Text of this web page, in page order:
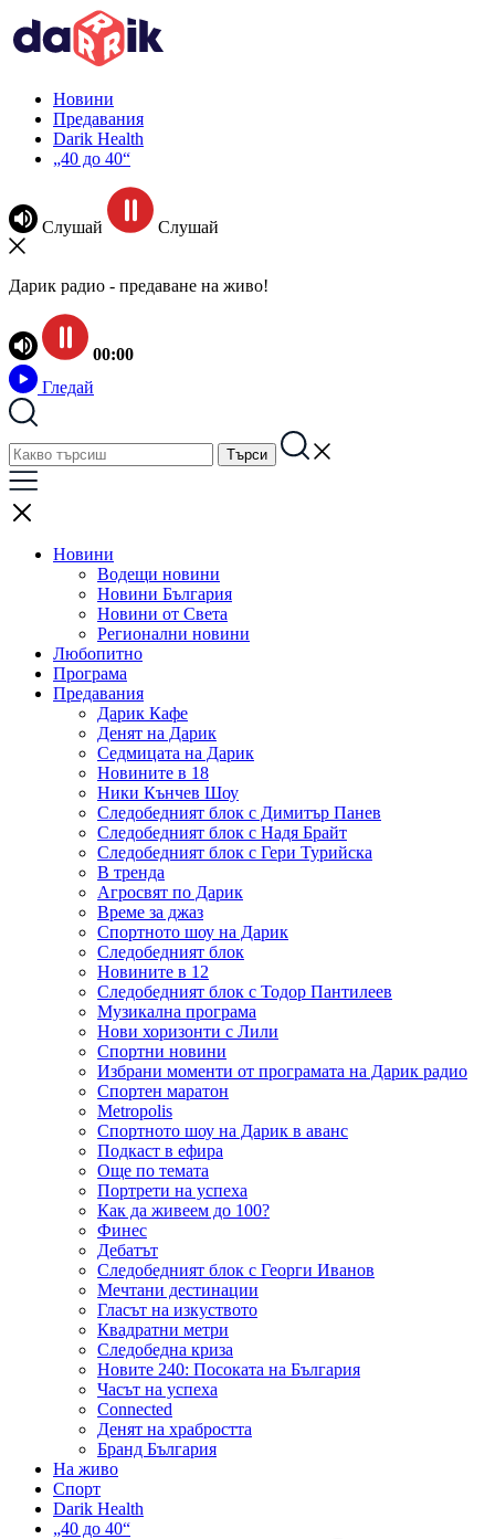
Новини
Предавания
Darik Health
„40 до 40“
Слушай Слушай
Дарик радио - предаване на живо!
00:00
Гледай
Новини
Водещи новини
Новини България
Новини от Света
Регионални новини
Любопитно
Програма
Предавания
Дарик Кафе
Денят на Дарик
Седмицата на Дарик
Новините в 18
Ники Кънчев Шоу
Следобедният блок с Димитър Панев
Следобедният блок с Надя Брайт
Следобедният блок с Гери Турийска
В тренда
Агросвят по Дарик
Време за джаз
Спортното шоу на Дарик
Следобедният блок
Новините в 12
Следобедният блок с Тодор Пантилеев
Музикална програма
Нови хоризонти с Лили
Спортни новини
Избрани моменти от програмата на Дарик радио
Спортен маратон
Metropolis
Спортното шоу на Дарик в аванс
Подкаст в ефира
Още по темата
Портрети на успеха
Как да живеем до 100?
Финес
Дебатът
Следобедният блок с Георги Иванов
Мечтани дестинации
Гласът на изкуството
Квадратни метри
Следобедна криза
Новите 240: Посоката на България
Часът на успеха
Connected
Денят на храбростта
Бранд България
На живо
Спорт
Darik Health
„40 до 40“